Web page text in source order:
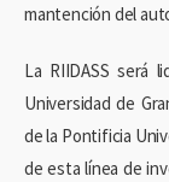
mantención del
La RIIDASS será
Universidad de
de la Pontificia
de esta línea de